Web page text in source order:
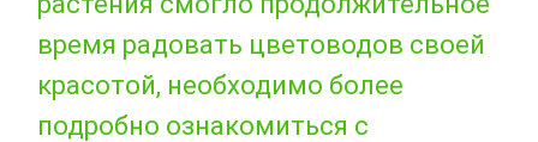
время радовать цветоводов своей
красотой, необходимо более
подробно ознакомиться с